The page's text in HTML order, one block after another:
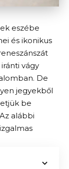
eszébe
és ikonikus
vágy
De
jegyekből
be
alábbi